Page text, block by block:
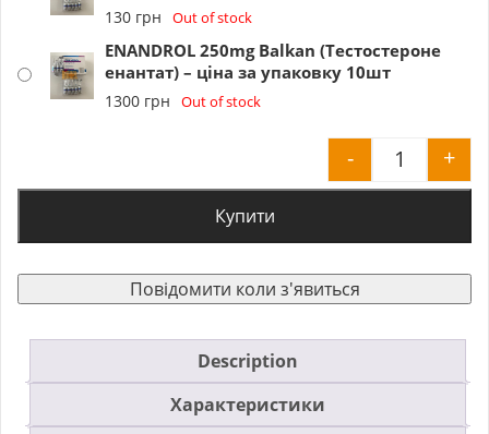
130 грн Out of stock
ENANDROL 250mg Balkan (Тестостероне
енантат) – ціна за упаковку 10шт
1300 грн Out of stock
- +
Купити
Повідомити коли з'явиться
Description
Характеристики